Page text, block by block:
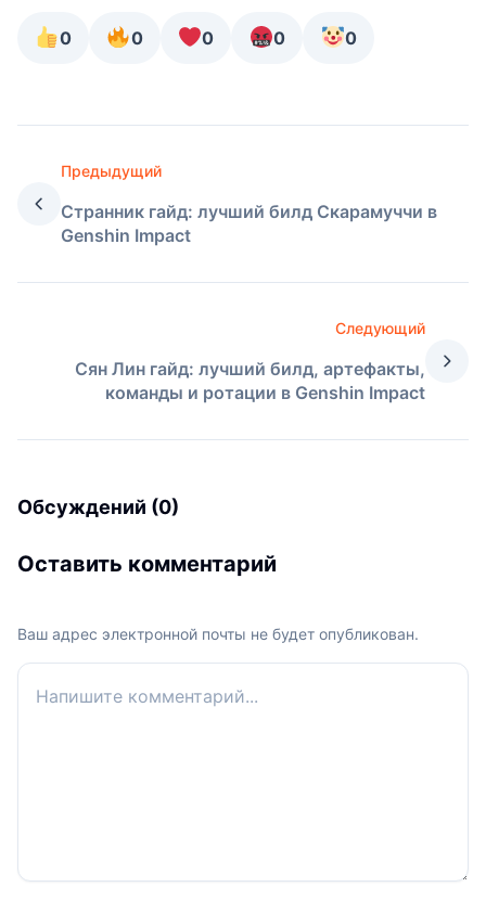
0 0 0 0 0
Предыдущий
Странник гайд: лучший билд Скарамуччи в
Genshin Impact
Следующий
Сян Лин гайд: лучший билд, артефакты,
команды и ротации в Genshin Impact
Обсуждений (0)
Оставить комментарий
Ваш адрес электронной почты не будет опубликован.
Ваш комментарий